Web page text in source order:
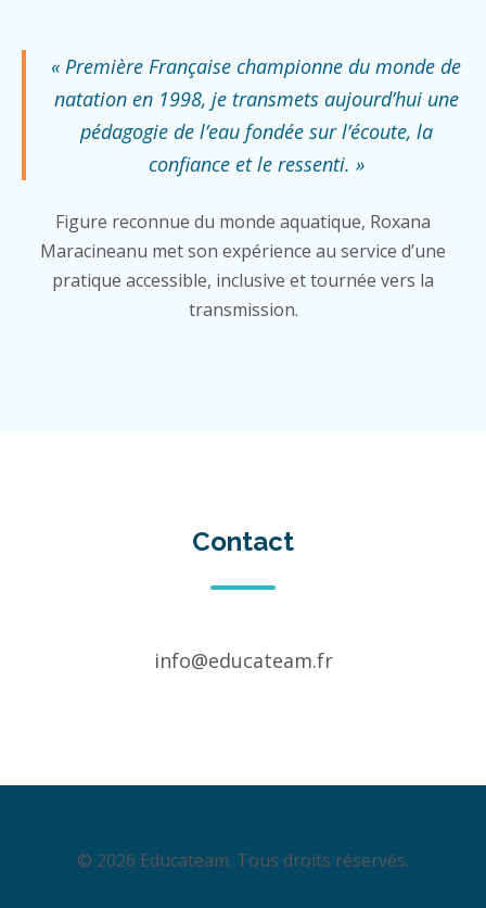
« Première Française championne du monde de
natation en 1998, je transmets aujourd’hui une
pédagogie de l’eau fondée sur l’écoute, la
confiance et le ressenti. »
Figure reconnue du monde aquatique, Roxana
Maracineanu met son expérience au service d’une
pratique accessible, inclusive et tournée vers la
transmission.
Contact
info@educateam.fr
© 2026 Educateam. Tous droits réservés.